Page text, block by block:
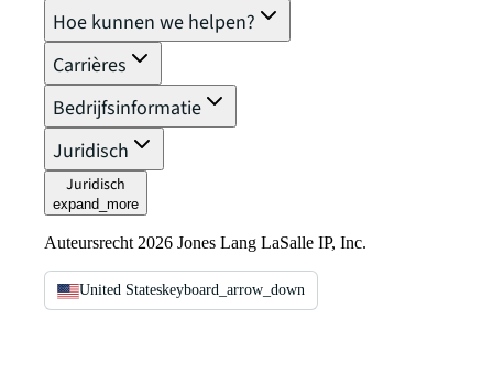
Hoe kunnen we helpen?
Carrières
Bedrijfsinformatie
Juridisch
Juridisch
expand_more
Auteursrecht 2026 Jones Lang LaSalle IP, Inc.
United Stateskeyboard_arrow_down